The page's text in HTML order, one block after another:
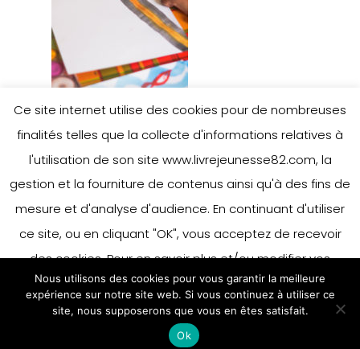
Ce site internet utilise des cookies pour de nombreuses
finalités telles que la collecte d'informations relatives à
l'utilisation de son site www.livrejeunesse82.com, la
gestion et la fourniture de contenus ainsi qu'à des fins de
mesure et d'analyse d'audience. En continuant d'utiliser
ce site, ou en cliquant "OK", vous acceptez de recevoir
des cookies. Pour en savoir plus et/ou modifier vos
préférences en matière de cookies, merci de vous référer
à notre politique sur les cookies.
Accepter
En savoir plus
Nous utilisons des cookies pour vous garantir la meilleure
expérience sur notre site web. Si vous continuez à utiliser ce
site, nous supposerons que vous en êtes satisfait.
Ok